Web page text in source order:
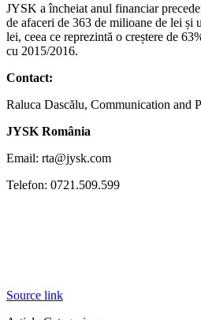
JYSK a încheiat anul financiar
de afaceri de 363 de milioane de lei și
lei, ceea ce reprezintă o creștere de
cu 2015/2016.
Contact:
Raluca Dascălu, Communication and
JYSK România
Email: rta@jysk.com
Telefon: 0721.509.599
Source link